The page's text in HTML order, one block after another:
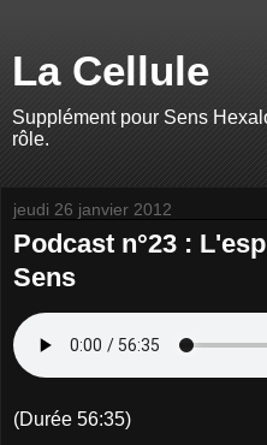
La Cellule
Supplément pour Sens
rôle.
jeudi 26 janvier 2012
Podcast n°23 :
Sens
(Durée 56:35)